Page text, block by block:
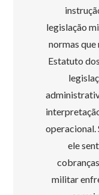
legislação
normas
Estatuto
operacional.
ele
militar